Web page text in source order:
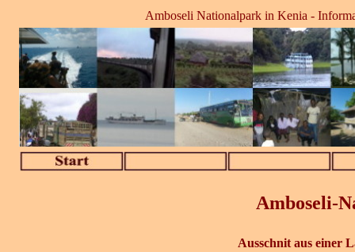
Amboseli Nationalpark in Kenia -
Amboseli-
Ausschnit aus einer